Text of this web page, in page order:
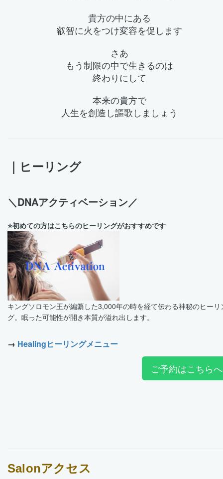
貴方の中にある
叡智に火をつけ変容を促します
さあ
もう制限の中で生きるのは
終わりにして
本来の貴方で
人生を創造し謳歌しましょう
｜ヒーリング
＼DNAアクティベーション／
⭐️初めての方はこちらのヒーリングがおすすめです
キングソロモン王が編纂した3,000年の時を経て伝わる神秘のヒーリ
グ。眠った可能性が開き本質が溢れ出します。
→ Healingヒーリングメニュー
ご予約はこちらへ
Salonアクセス